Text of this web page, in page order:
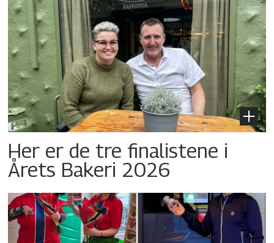
Her er de tre finalistene i
Årets Bakeri 2026